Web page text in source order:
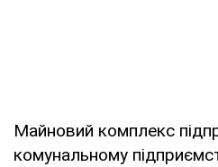
Майновий комплекс
комунальному